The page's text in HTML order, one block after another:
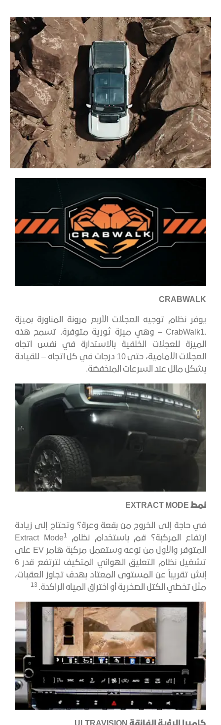
CRABWALK
يوفر نظام توجيه العجلات الأربع مرونة المناورة بميزة
ـCrabWalk1 – وهي ميزة ثورية متوفرة. تسمح هذه
الميزة للعجلات الخلفية بالاستدارة في نفس اتجاه
العجلات الأمامية، حتى 10 درجات في كل اتجاه – للقيادة
بشكل مائل عند السرعات المنخفضة.
نمطEXTRACT MODE
في حاجة إلى الخروج من بقعة وعرة؟ وتحتاج إلى زيادة
ارتفاع المركبة؟ قم باستخدام نظام Extract Mode
1
المتوفر والأول من نوعه وستعمل مركبة هامر EV على
تشغيل نظام التعليق الهوائي المتكيف لترتفع قدر 6
إنش تقريباً عن المستوى المعتاد بهدف تجاوز العقبات،
مثل تخطي الكتل الصخرية أو اختراق المياه الراكدة.